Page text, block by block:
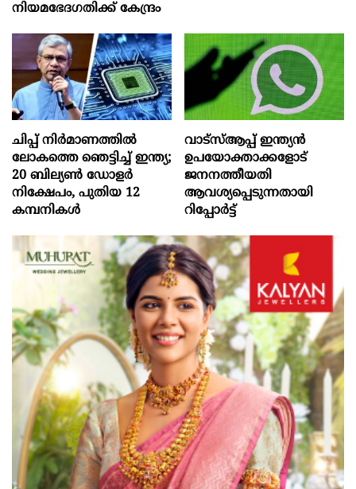
നിയമഭേദഗതിക്ക് കേന്ദ്രം
ചിപ്പ് നിർമാണത്തിൽ
ലോകത്തെ ഞെട്ടിച്ച് ഇന്ത്യ;
20 ബില്യൺ ഡോളർ
നിക്ഷേപം, പുതിയ 12
കമ്പനികൾ
വാട്‌സ്ആപ്പ് ഇന്ത്യൻ
ഉപയോക്താക്കളോട്
ജനനത്തീയതി
ആവശ്യപ്പെടുന്നതായി
റിപ്പോർട്ട്